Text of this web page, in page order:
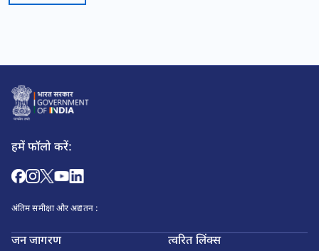
हमें फॉलो करें:
अंतिम समीक्षा और अद्यतन :
जन जागरण त्वरित लिंक्स